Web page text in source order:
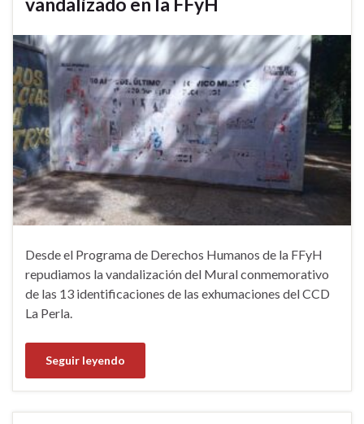
Desde el Programa de Derechos Humanos de la FFyH
repudiamos la vandalización del Mural conmemorativo
de las 13 identificaciones de las exhumaciones del CCD
La Perla.
Seguir leyendo